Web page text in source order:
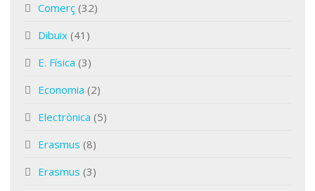
Comerç (32)
Dibuix (41)
E. Física (3)
Economia (2)
Electrònica (5)
Erasmus (8)
Erasmus (3)